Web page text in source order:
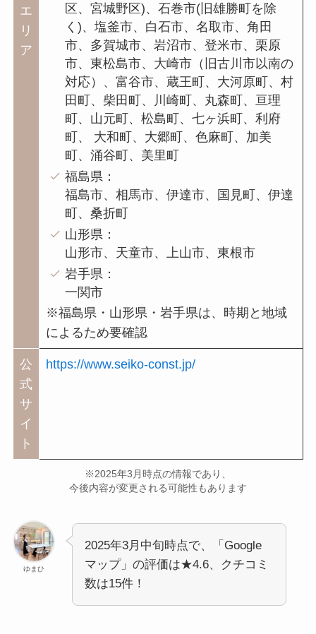
エ
リ
ア
区、宮城野区)、石巻市(旧雄勝町を除
く)、塩釜市、白石市、名取市、角田
市、多賀城市、岩沼市、登米市、栗原
市、東松島市、大崎市（旧古川市以南の
対応）、富谷市、蔵王町、大河原町、村
田町、柴田町、川崎町、丸森町、亘理
町、山元町、松島町、七ヶ浜町、利府
町、 大和町、大郷町、色麻町、加美
町、涌谷町、美里町
福島県：
福島市、相馬市、伊達市、国見町、伊達
町、桑折町
山形県：
山形市、天童市、上山市、東根市
岩手県：
一関市
※福島県・山形県・岩手県は、時期と地域
によるため要確認
公
式
サ
イ
ト
https://www.seiko-const.jp/
※2025年3月時点の情報であり、
今後内容が変更される可能性もあります
ゆまひ
2025年3月中旬時点で、「Google
マップ」の評価は★4.6、クチコミ
数は15件！